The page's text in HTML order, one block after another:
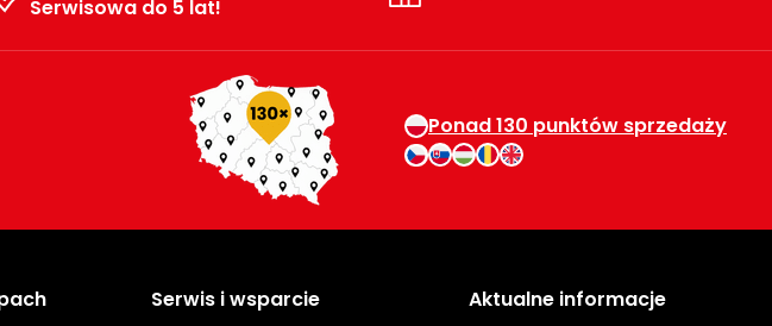
Serwisowa do 5 lat!
Ponad 130 punktów sprzedaży
Serwis i wsparcie Aktualne informacje